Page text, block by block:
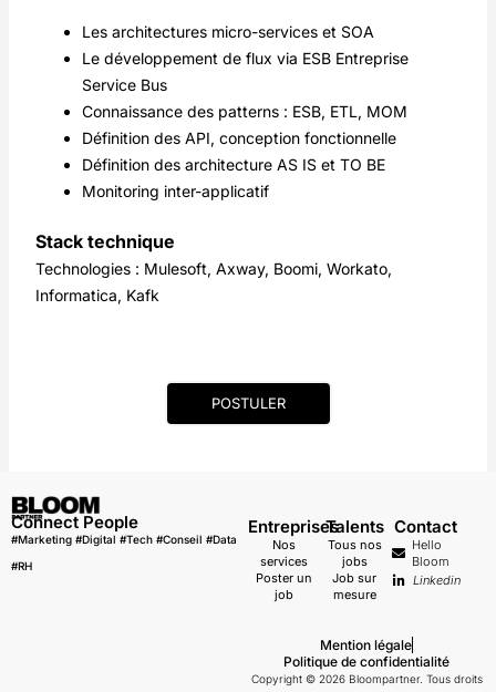
Les architectures micro-services et SOA
Le développement de flux via ESB Entreprise
Service Bus
Connaissance des patterns : ESB, ETL, MOM
Définition des API, conception fonctionnelle
Définition des architecture AS IS et TO BE
Monitoring inter-applicatif
Stack technique
Technologies : Mulesoft, Axway, Boomi, Workato,
Informatica, Kafk
POSTULER
Connect People
#Marketing #Digital #Tech #Conseil #Data
#RH
Entreprises
Nos
services
Poster un
job
Talents
Tous nos
jobs
Job sur
mesure
Contact
Hello
Bloom
Linkedin
Mention légale
Politique de confidentialité
Copyright © 2026 Bloompartner. Tous droits